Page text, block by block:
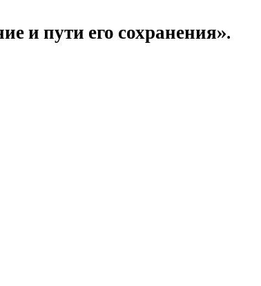
и пути его сохранения».